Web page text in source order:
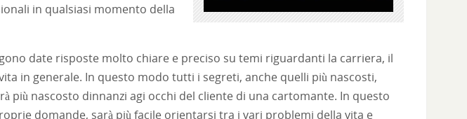
in qualsiasi momento della
date risposte molto chiare e preciso su temi riguardanti la carriera, il
in generale. In questo modo tutti i segreti, anche quelli più nascosti,
più nascosto dinnanzi agi occhi del cliente di una cartomante. In questo
domande, sarà più facile orientarsi tra i vari problemi della vita e